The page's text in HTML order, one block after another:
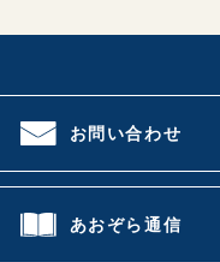
お問い合わせ
あおぞら通信